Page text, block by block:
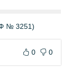
№ 3251)
0 0